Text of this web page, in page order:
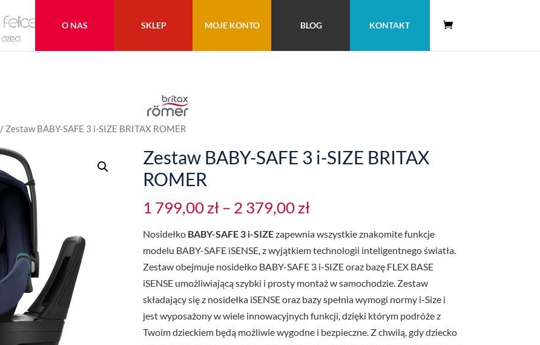
O NAS SKLEP MOJE KONTO BLOG KONTAKT
/ Zestaw BABY-SAFE 3 i-SIZE BRITAX ROMER
Zestaw BABY-SAFE 3 i-SIZE BRITAX
ROMER
1 799,00zł – 2 379,00zł
Nosidełko BABY-SAFE 3 i-SIZEzapewnia wszystkie znakomite funkcje
modelu BABY-SAFE iSENSE, z wyjątkiem technologii inteligentnego światła.
Zestaw obejmuje nosidełko BABY-SAFE 3 i-SIZE oraz bazę FLEX BASE
iSENSE umożliwiającą szybki i prosty montaż w samochodzie. Zestaw
składający się z nosidełka iSENSE oraz bazy spełnia wymogi normy i-Size i
jest wyposażony w wiele innowacyjnych funkcji, dzięki którym podróże z
Twoim dzieckiem będą możliwie wygodne i bezpieczne. Z chwilą, gdy dziecko